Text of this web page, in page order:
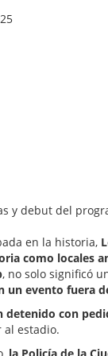
en la historia,
como locales
, no solo significó
un evento fuera
detenido con
al estadio.